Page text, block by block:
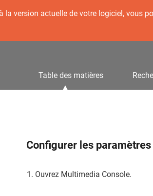
la version actuelle de votre logiciel, vous
Table des matières
Configurer les
Ouvrez Multimedia Console.